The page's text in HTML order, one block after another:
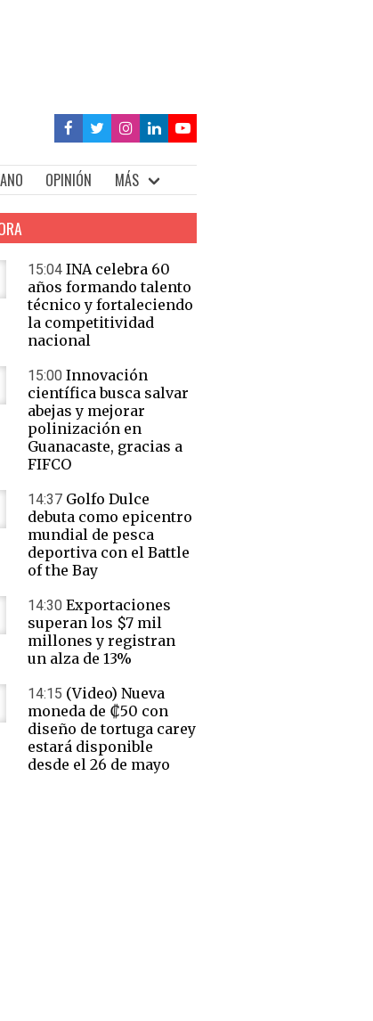
OPINIÓN MÁS
15:04 INA celebra 60
años formando talento
técnico y fortaleciendo
la competitividad
nacional
15:00 Innovación
científica busca salvar
abejas y mejorar
polinización en
Guanacaste, gracias a
FIFCO
14:37 Golfo Dulce
debuta como epicentro
mundial de pesca
deportiva con el Battle
of the Bay
14:30 Exportaciones
superan los $7 mil
millones y registran
un alza de 13%
14:15 (Video) Nueva
moneda de ₡50 con
diseño de tortuga carey
estará disponible
desde el 26 de mayo